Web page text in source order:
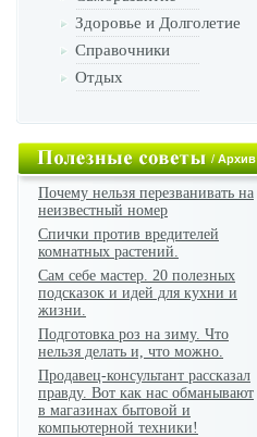
Здоровье и Долголетие
Справочники
Отдых
/Архив
Почему нельзя перезванивать на
неизвестный номер
Спички против вредителей
комнатных растений.
Сам себе мастер. 20 полезных
подсказок и идей для кухни и
жизни.
Подготовка роз на зиму. Что
нельзя делать и, что можно.
Продавец-консультант рассказал
правду. Вот как нас обманывают
в магазинах бытовой и
компьютерной техники!